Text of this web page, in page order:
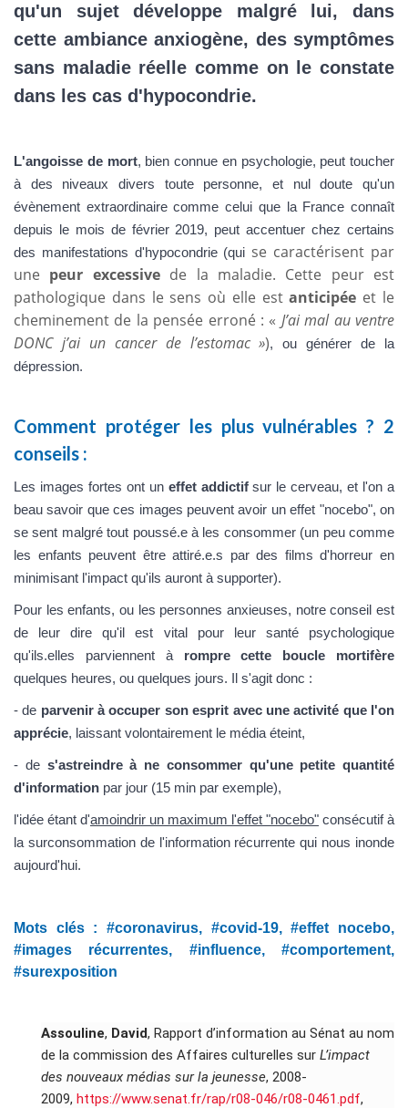
qu'un sujet développe malgré lui, dans
cette ambiance anxiogène, des symptômes
sans maladie réelle comme on le constate
dans les cas d'hypocondrie.
L'angoisse de mort, bien connue en psychologie, peut toucher
à des niveaux divers toute personne, et nul doute qu'un
évènement extraordinaire comme celui que la France connaît
depuis le mois de février 2019, peut accentuer chez certains
des manifestations d'hypocondrie (qui se caractérisent par
une peur excessive de la maladie. Cette peur est
pathologique dans le sens où elle est anticipée et le
cheminement de la pensée erroné : « J’ai mal au ventre
DONC j’ai un cancer de l’estomac »), ou générer de la
dépression.
Comment protéger les plus vulnérables ? 2
conseils :
Les images fortes ont un effet addictifsur le cerveau, et l'on a
beau savoir que ces images peuvent avoir un effet "nocebo", on
se sent malgré tout poussé.e à les consommer (un peu comme
les enfants peuvent être attiré.e.s par des films d'horreur en
minimisant l'impact qu'ils auront à supporter).
Pour les enfants, ou les personnes anxieuses, notre conseil est
de leur dire qu'il est vital pour leur santé psychologique
qu'ils.elles parviennent à rompre cette boucle mortifère
quelques heures, ou quelques jours. Il s'agit donc :
- de parvenir à occuper son esprit avec une activité que l'on
apprécie, laissant volontairement le média éteint,
- de s'astreindre à ne consommer qu'une petite quantité
d'information par jour (15 min par exemple),
l'idée étant d'amoindrir un maximum l'effet "nocebo" consécutif à
la surconsommation de l'information récurrente qui nous inonde
aujourd'hui.
Mots clés : #coronavirus, #covid-19, #effet nocebo,
#images récurrentes, #influence, #comportement,
#surexposition
Assouline, David, Rapport d’information au Sénat au nom
de la commission des Affaires culturelles sur L’impact
des nouveaux médias sur la jeunesse, 2008-
2009, https://www.senat.fr/rap/r08-046/r08-0461.pdf,